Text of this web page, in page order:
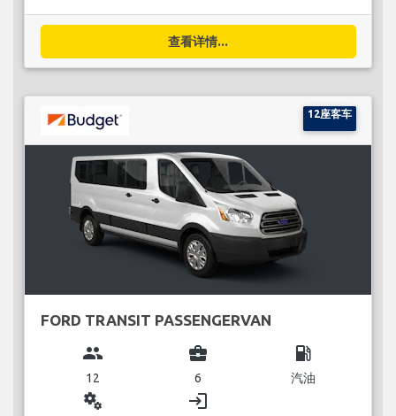
查看详情...
12座客车
FORD TRANSIT PASSENGERVAN
group
12
business_center
6
local_gas_station
汽油
miscellaneous_services login